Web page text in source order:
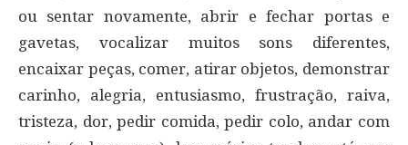
ou sentar novamente, abrir e fechar portas e
gavetas, vocalizar muitos sons diferentes,
encaixar peças, comer, atirar objetos, demonstrar
carinho, alegria, entusiasmo, frustração, raiva,
tristeza, dor, pedir comida, pedir colo, andar com